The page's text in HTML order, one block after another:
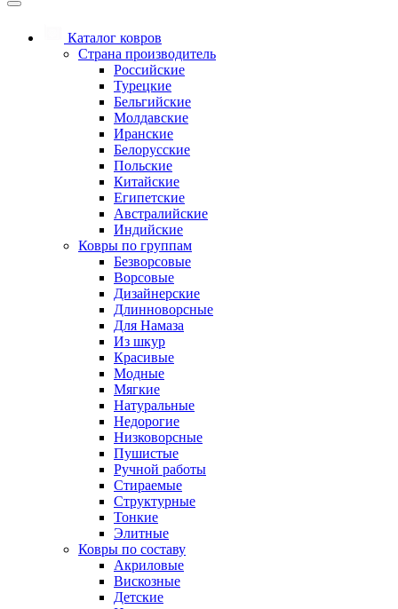
Каталог ковров
Страна производитель
Российские
Турецкие
Бельгийские
Молдавские
Иранские
Белорусские
Польские
Китайские
Египетские
Австралийские
Индийские
Ковры по группам
Безворсовые
Ворсовые
Дизайнерские
Длинноворсные
Для Намаза
Из шкур
Красивые
Модные
Мягкие
Натуральные
Недорогие
Низковорсные
Пушистые
Ручной работы
Стираемые
Структурные
Тонкие
Элитные
Ковры по составу
Акриловые
Вискозные
Детские